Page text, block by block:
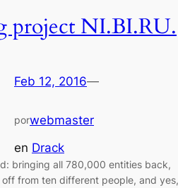
project NI.BI.RU.
Feb 12, 2016—
porwebmaster
en Drack
bringing all 780,000 entities back,
from ten different people, and